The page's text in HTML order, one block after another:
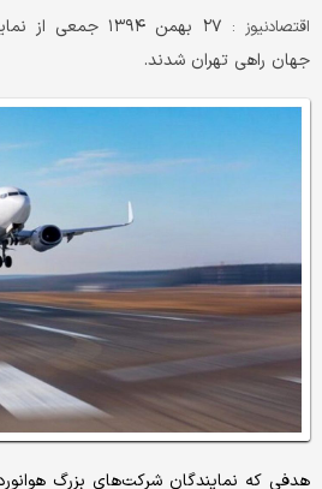
اقتصادنیوز :
۲۷ بهمن ۱۳۹۴
جهان راهی تهران شدند.
هدفی که نمایندگان شرکت‌های بزرگ